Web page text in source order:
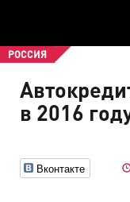
РОССИЯ
в 2016
Вконтакте